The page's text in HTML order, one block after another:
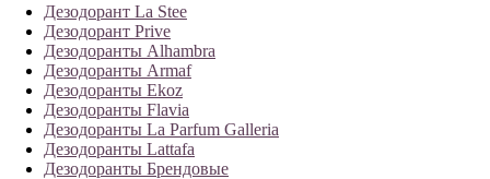
Дезодорант La Stee
Дезодорант Prive
Дезодоранты Alhambra
Дезодоранты Armaf
Дезодоранты Ekoz
Дезодоранты Flavia
Дезодоранты La Parfum Galleria
Дезодоранты Lattafa
Дезодоранты Брендовые